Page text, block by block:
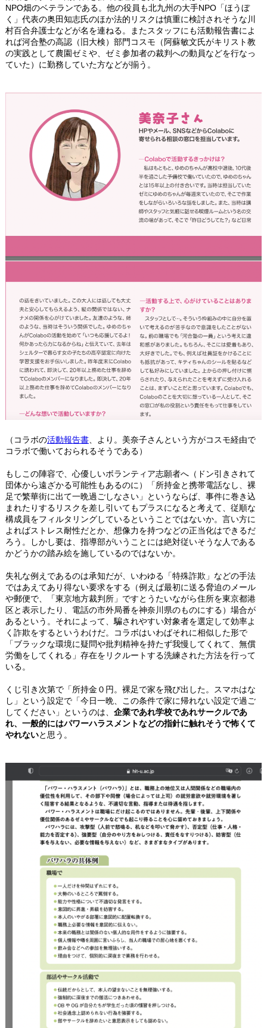
NPO畑のベテランである。他の役員も北九州の大手NPO「ほうぼ
く」代表の奥田知志氏のほか法的リスクは慎重に検討されそうな川
村百合弁護士などが名を連ねる。またスタッフにも活動報告書によ
れば河合塾の高認（旧大検）部門コスモ（阿蘇敏文氏がキリスト教
の実践として農園ゼミや、ゼミ参加者の裁判への動員などを行なっ
ていた）に勤務していた方などが揃う。
（コラボの活動報告書 、より。美奈子さんという方がコスモ経由で
コラボで働いておられるそうである）
もしこの陣容で、心優しいボランティア志願者へ（ドン引きされて
団体から遠ざかる可能性もあるのに）「所持金と携帯電話なし、裸
足で繁華街に出て一晩過ごしなさい」というならば、事件に巻き込
まれたりするリスクを差し引いてもプラスになると考えて、従順な
構成員をフィルタリングしているということではないか。言い方に
よればストレス耐性だとか、想像力を持つなどの正当化はできるだ
ろう。しかし要は、指導部がいうことには絶対従いそうな人である
かどうかの踏み絵を施しているのではないか。
失礼な例えであるのは承知だが、いわゆる「特殊詐欺」などの手法
ではあえてあり得ない要求をする（例えば最初に送る脅迫のメール
や郵便で、「東京地方裁判所」ですとうたいながら住所を東京都港
区と表示したり、電話の市外局番を神奈川県のものにする）場合が
あるという。それによって、騙されやすい対象者を選定して効率よ
く詐欺をするというわけだ。コラボはいわばそれに相似した形で
「ブラックな環境に疑問や批判精神を持たず我慢してくれて、無償
労働をしてくれる」存在をリクルートする洗練された方法を行って
いる。
くじ引き次第で「所持金０円。裸足で家を飛び出した。スマホはな
し」という設定で「今日一晩、この条件で家に帰れない設定で過ご
してください」というのは、 企業であれ学校であれサークルであ
れ、一般的にはパワーハラスメントなどの指針に触れそうで怖くて
やれないと思う。